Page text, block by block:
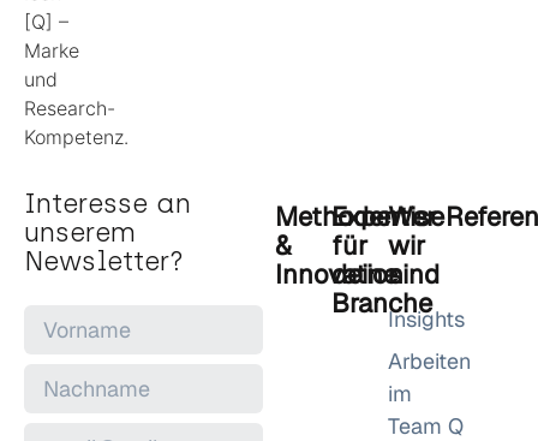
Interesse an
unserem
Newsletter?
Methoden
&
Innovation
Expertise
für
deine
Branche
Wer
wir
sind
Insights
Arbeiten
im
Team Q